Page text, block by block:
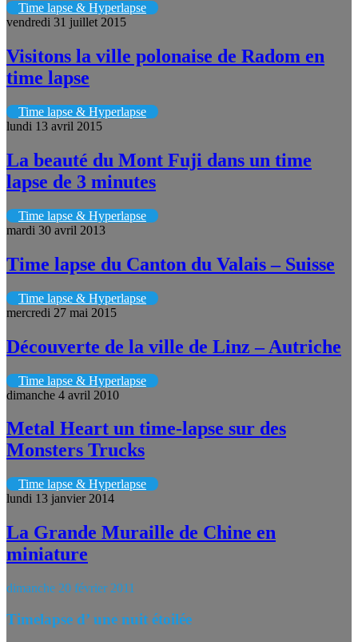
Time lapse & Hyperlapse
vendredi 31 juillet 2015
Visitons la ville polonaise de Radom en
time lapse
Time lapse & Hyperlapse
lundi 13 avril 2015
La beauté du Mont Fuji dans un time
lapse de 3 minutes
Time lapse & Hyperlapse
mardi 30 avril 2013
Time lapse du Canton du Valais – Suisse
Time lapse & Hyperlapse
mercredi 27 mai 2015
Découverte de la ville de Linz – Autriche
Time lapse & Hyperlapse
dimanche 4 avril 2010
Metal Heart un time-lapse sur des
Monsters Trucks
Time lapse & Hyperlapse
lundi 13 janvier 2014
La Grande Muraille de Chine en
miniature
dimanche 20 février 2011
Timelapse d’ une nuit étoilée